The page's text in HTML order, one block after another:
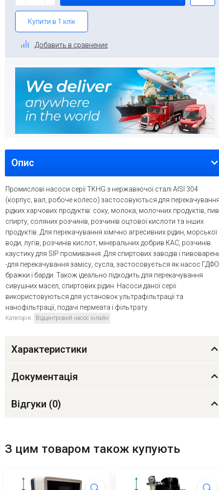
Купити в 1 клік
Добавить в сравнение
Опис
Промислові насоси серії TKHG з нержавіючої сталі AISI 304
(корпус, вал, робоче колесо) застосовуються для
рідких харчових продуктів: соку, молока, молочних продуктів,
спирту, соляних розчинів, розчинів оцтової кислоти та інших
продуктів. Для перекачування хімічно агресивних рідин, морської
води, лугів, розчинів кислот, мінеральних добрив КАС, розчинів
каустику для SIP промивання. Для спиртових заводів і
-для перекачування замісу, сусла, застосовується як насос
бражки і барди. Також ідеально підходить для перекачування
сивушних масел, спиртових рідин. Насоси даної серії
використовуються для установок ультрафільтрації та
нанофільтрації, подачі пермеата і фільтрату.
Категорія: Відцентровий насос інлайн
Характеристики
Документація
Відгуки (0)
З цим товаром також купують